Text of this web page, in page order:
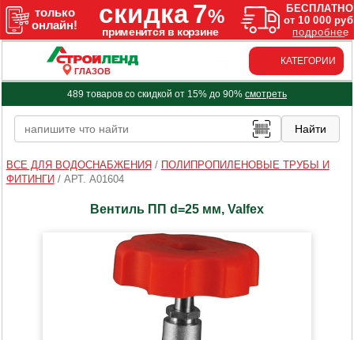
ГЛАЗОВ
КАТЕГОРИИ
489 товаров со скидкой от 15% до 90% смотреть
ВСЕ ДЛЯ ВОДОСНАБЖЕНИЯ / ПОЛИПРОПИЛЕНОВЫЕ ТРУБЫ И
ФИТИНГИ / АРТ. A01604
Вентиль ПП d=25 мм, Valfex